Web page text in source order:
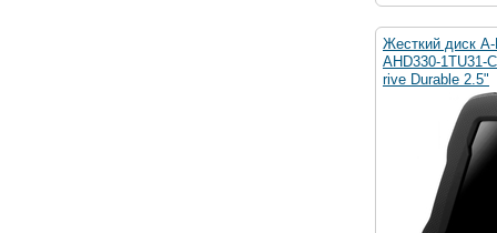
Жесткий диск
AHD330-1TU31-
rive Durable 2.5"